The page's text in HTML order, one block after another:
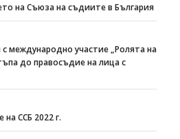
на Съюза на съдиите в България
международно участие „Ролята на
до правосъдие на лица с
ССБ 2022 г.